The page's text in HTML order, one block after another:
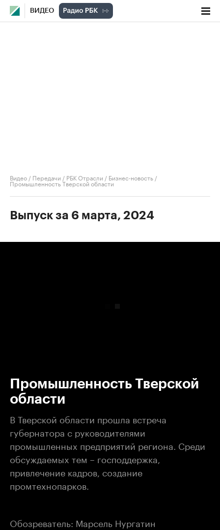
ВИДЕО
Видео / Передачи / РБК Отрасли / Бизнес-новость /
Промышленность Тверской области
Выпуск за 6 марта, 2024
Промышленность Тверской
области
В Тверской области прошла встреча
губернатора с руководителями
промышленных предприятий региона. Среди
обсуждаемых тем – господдержка,
привлечение кадров, создание
промтехнопарков.
Обозреватель: Марсель Нургатин